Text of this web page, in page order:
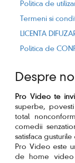
Politica de
Termeni si
LICENTA
Politica de
Despre
Pro Video te
superbe,
total
comedii
satisfaca gusturile
Pro Video este
de home video